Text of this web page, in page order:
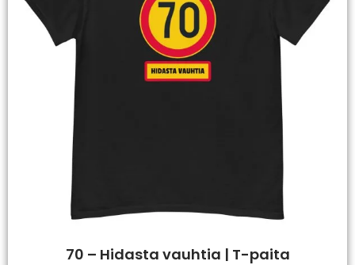
70 – Hidasta vauhtia | T-paita